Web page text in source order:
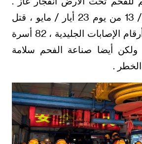
وفي الساعة 00 / 13 من يوم 23 أيار / مايو ، قتل
82 شخصا . وراء أرقام الإصابات الجليدية ، 82 أسرة
، ولكن أيضا صناعة الفحم سلامة
.